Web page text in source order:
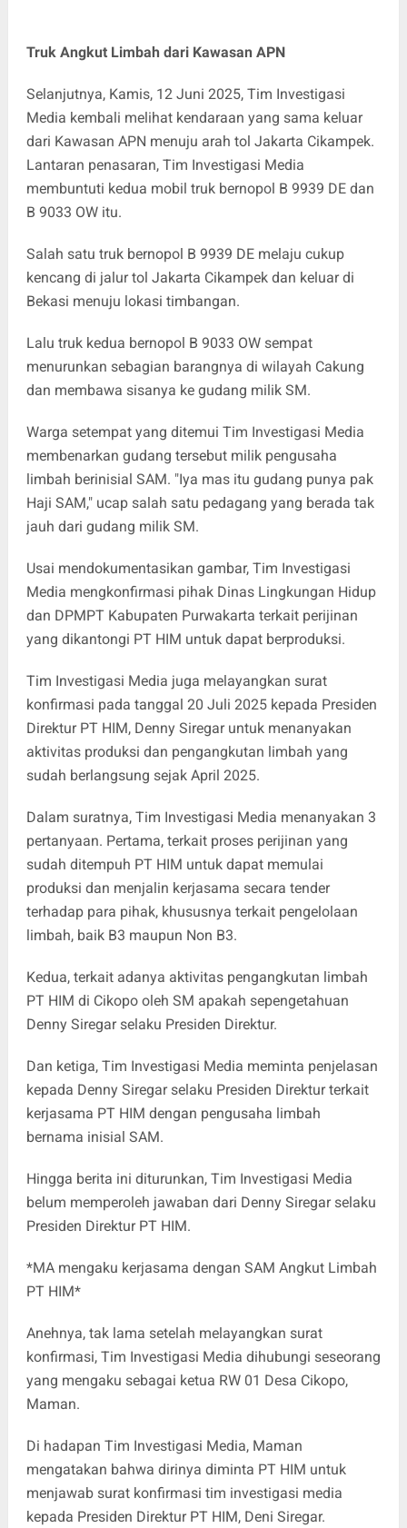
Truk Angkut Limbah dari Kawasan APN
Selanjutnya, Kamis, 12 Juni 2025, Tim Investigasi
Media kembali melihat kendaraan yang sama keluar
dari Kawasan APN menuju arah tol Jakarta Cikampek.
Lantaran penasaran, Tim Investigasi Media
membuntuti kedua mobil truk bernopol B 9939 DE dan
B 9033 OW itu.
Salah satu truk bernopol B 9939 DE melaju cukup
kencang di jalur tol Jakarta Cikampek dan keluar di
Bekasi menuju lokasi timbangan.
Lalu truk kedua bernopol B 9033 OW sempat
menurunkan sebagian barangnya di wilayah Cakung
dan membawa sisanya ke gudang milik SM.
Warga setempat yang ditemui Tim Investigasi Media
membenarkan gudang tersebut milik pengusaha
limbah berinisial SAM. "Iya mas itu gudang punya pak
Haji SAM," ucap salah satu pedagang yang berada tak
jauh dari gudang milik SM.
Usai mendokumentasikan gambar, Tim Investigasi
Media mengkonfirmasi pihak Dinas Lingkungan Hidup
dan DPMPT Kabupaten Purwakarta terkait perijinan
yang dikantongi PT HIM untuk dapat berproduksi.
Tim Investigasi Media juga melayangkan surat
konfirmasi pada tanggal 20 Juli 2025 kepada Presiden
Direktur PT HIM, Denny Siregar untuk menanyakan
aktivitas produksi dan pengangkutan limbah yang
sudah berlangsung sejak April 2025.
Dalam suratnya, Tim Investigasi Media menanyakan 3
pertanyaan. Pertama, terkait proses perijinan yang
sudah ditempuh PT HIM untuk dapat memulai
produksi dan menjalin kerjasama secara tender
terhadap para pihak, khususnya terkait pengelolaan
limbah, baik B3 maupun Non B3.
Kedua, terkait adanya aktivitas pengangkutan limbah
PT HIM di Cikopo oleh SM apakah sepengetahuan
Denny Siregar selaku Presiden Direktur.
Dan ketiga, Tim Investigasi Media meminta penjelasan
kepada Denny Siregar selaku Presiden Direktur terkait
kerjasama PT HIM dengan pengusaha limbah
bernama inisial SAM.
Hingga berita ini diturunkan, Tim Investigasi Media
belum memperoleh jawaban dari Denny Siregar selaku
Presiden Direktur PT HIM.
*MA mengaku kerjasama dengan SAM Angkut Limbah
PT HIM*
Anehnya, tak lama setelah melayangkan surat
konfirmasi, Tim Investigasi Media dihubungi seseorang
yang mengaku sebagai ketua RW 01 Desa Cikopo,
Maman.
Di hadapan Tim Investigasi Media, Maman
mengatakan bahwa dirinya diminta PT HIM untuk
menjawab surat konfirmasi tim investigasi media
kepada Presiden Direktur PT HIM, Deni Siregar.